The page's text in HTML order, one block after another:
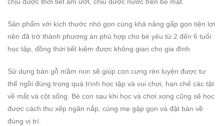
chịu được thời tiết ẩm ướt, chịu được nước trên bề mặt.
Sản phẩm với kích thước nhỏ gọn cùng khả năng gấp gọn tiện lợi
nên đã trở thành phương án phù hợp cho bé yêu từ 2 đến 6 tuổi
học tập, đồng thời tiết kiệm được không gian cho gia đình
Sử dụng bàn gỗ mầm non sẽ giúp con cưng rèn luyện được tư
thế ngồi đúng trong quá trình học tập và vui chơi, hạn chế các tật
về mắt và cột sống. Bé con sau khi học và chơi xong cũng sẽ học
được cách thu xếp ngăn nắp, cùng mẹ gập gọn và đặt bàn về
đúng vị trí.